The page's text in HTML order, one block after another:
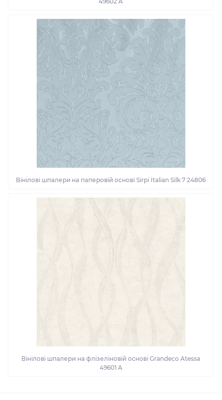
Вінілові шпалери на паперовій основі Sirpi Italian Silk 7 24806
Вінілові шпалери на флізеліновій основі Grandeco Atessa
49601 A